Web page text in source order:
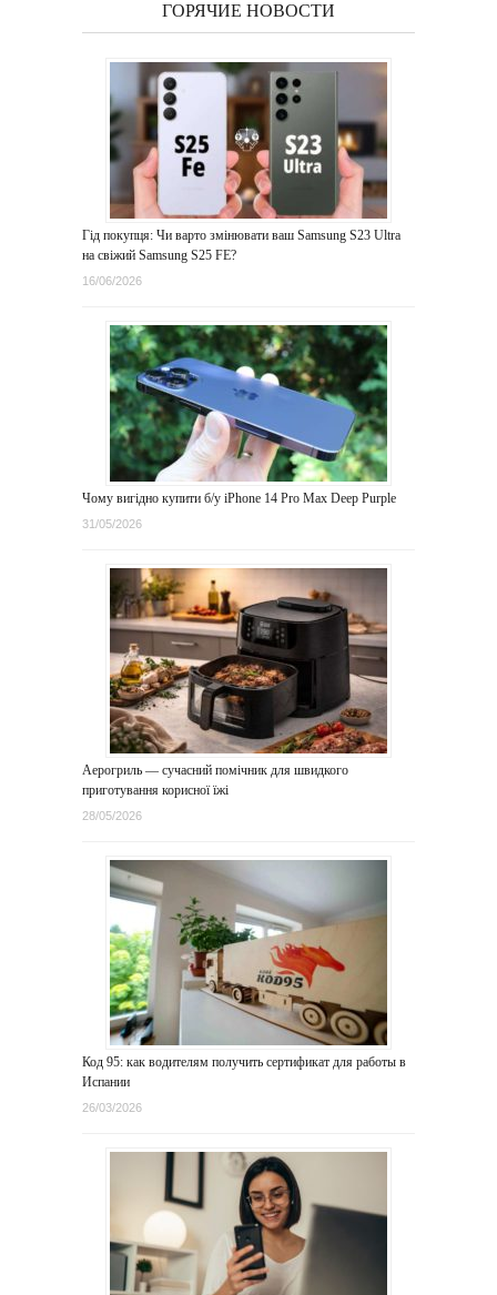
ГОРЯЧИЕ НОВОСТИ
Гід покупця: Чи варто змінювати ваш Samsung S23 Ultra
на свіжий Samsung S25 FE?
16/06/2026
Чому вигідно купити б/у iPhone 14 Pro Max Deep Purple
31/05/2026
Аерогриль — сучасний помічник для швидкого
приготування корисної їжі
28/05/2026
Код 95: как водителям получить сертификат для работы в
Испании
26/03/2026